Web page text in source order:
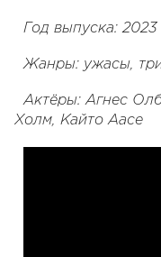
Год выпуска: 2023
Жанры: ужасы,
Актёры: Агнес
Холм, Кайто Аасе